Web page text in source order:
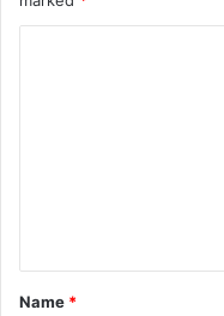
*
Name *